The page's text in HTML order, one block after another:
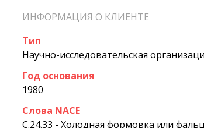
ИНФОРМАЦИЯ О КЛИЕНТЕ
Тип
Научно-исследовательская
Год основания
1980
Слова NACE
C.24.33 - Холодная формовка или